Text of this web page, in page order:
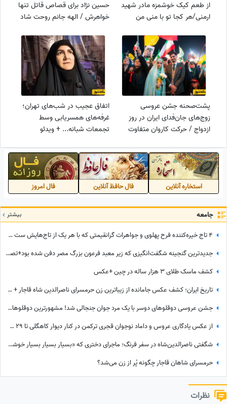
از طعم کیک خوشمزه مادر شهید
ارمنی/هر کجا تو با منی من
حسین ‌نژاد برای قصاص قاتل تنها
خواهرش / الهه جانم روحت شاد
پشت‌صحنه جشن عروسی
زوج‌های جان‌فدای ایران در روز
ازدواج / حرکت کاروان متفاوت
اتفاق عجیب در شب‌های تهران؛
غرفه‌های همسریابی وسط
تجمعات شبانه... + ویدئو
استخاره آنلاین فال حافظ آنلاین فال امروز
جامعه بیشتر
4 تاج خیره‌کننده فرح پهلوی و جواهرات گرانقیمتی که با هر یک از تاج‌هایش ست میکرد/ لاکچری‌بازی‌های بیخودی که ثروت ایران را به باد داد
جدیدترین گنجینه شگفت‌انگیزی که زیر معبد فرعون بزرگ مصر دفن شده بود+تصاویر/ معبد فراعنه بعد از هر اکتشاف حیرت‌انگیزتر میشه
کشف ماسک طلای 3 هزار ساله در چین +عکس
تاریخ ایران؛ کشف عکس جامانده از زیباترین زن حرمسرای ناصرالدین شاه قاجار + عکس
جشن عروسی دوقلوهای دوسر با یک مرد جوان جنجالی شد! مشهورترین دوقلوهای جهان در آغوش عشق+عکس
از عکس یادگاری عروس و داماد نوجوان قجری ترکمن در کنار دیوار کاهگلی تا 29 سالگی مونیکا بلوچی با شال سفید پردار
شگفتی ناصرالدین‌شاه در سفر فرنگ؛ ماجرای دختری که «بسیار بسیار بسیار خوشگل» بود!
حرمسرای شاهان قاجار چگونه پُر از زن می‌شد؟
نظرات